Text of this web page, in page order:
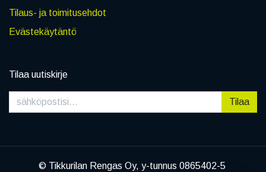
Tilaus- ja toimitusehdot
Evästekäytäntö
Tilaa uutiskirje
Tilaa
© Tikkurilan Rengas Oy, y-tunnus 0865402-5